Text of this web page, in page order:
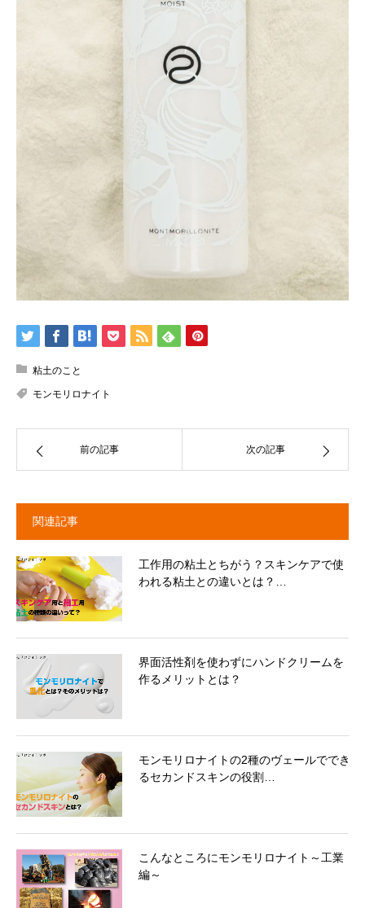
粘土のこと
モンモリロナイト
前の記事 次の記事
関連記事
工作用の粘土とちがう？スキンケアで使
われる粘土との違いとは？…
界面活性剤を使わずにハンドクリームを
作るメリットとは？
モンモリロナイトの2種のヴェールででき
るセカンドスキンの役割…
こんなところにモンモリロナイト～工業
編～